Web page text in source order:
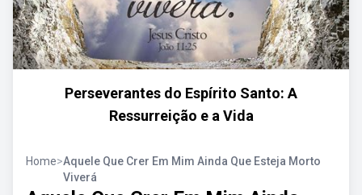
Perseverantes do Espírito Santo: A
Ressurreição e a Vida
Home>Aquele Que Crer Em Mim Ainda Que Esteja Morto
Viverá